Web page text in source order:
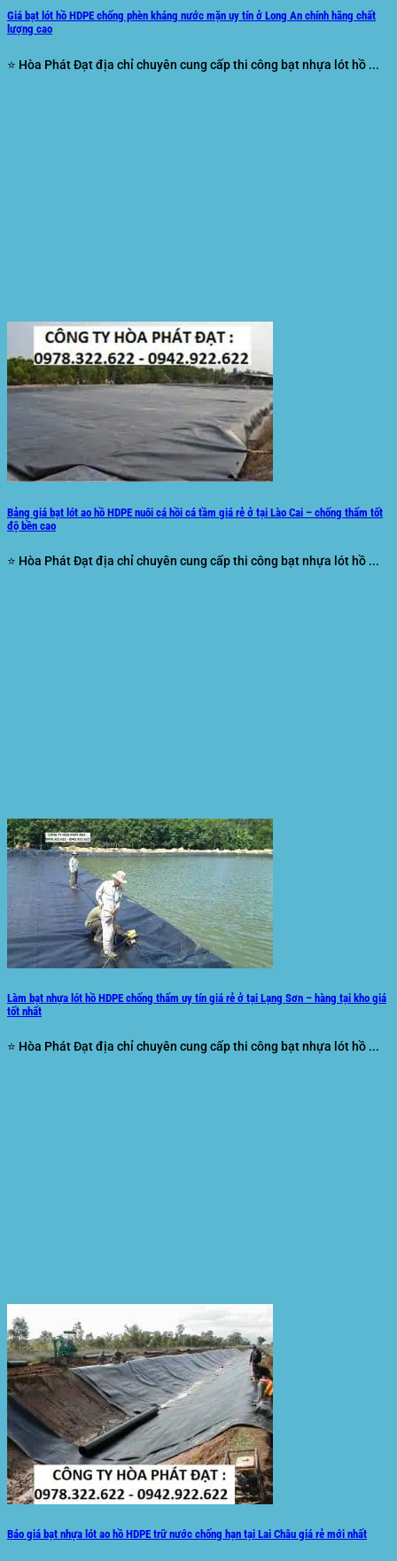
Giá bạt lót hồ HDPE chống phèn kháng nước mặn uy tín ở Long An chính hãng chất
lượng cao
⭐ Hòa Phát Đạt địa chỉ chuyên cung cấp thi công bạt nhựa lót hồ ...
Bảng giá bạt lót ao hồ HDPE nuôi cá hồi cá tầm giá rẻ ở tại Lào Cai – chống thấm tốt
độ bền cao
⭐ Hòa Phát Đạt địa chỉ chuyên cung cấp thi công bạt nhựa lót hồ ...
Làm bạt nhựa lót hồ HDPE chống thấm uy tín giá rẻ ở tại Lạng Sơn – hàng tại kho giá
tốt nhất
⭐ Hòa Phát Đạt địa chỉ chuyên cung cấp thi công bạt nhựa lót hồ ...
Báo giá bạt nhựa lót ao hồ HDPE trữ nước chống hạn tại Lai Châu giá rẻ mới nhất